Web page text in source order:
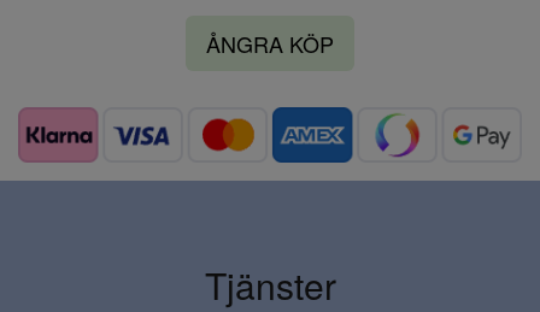
ÅNGRA KÖP
Tjänster